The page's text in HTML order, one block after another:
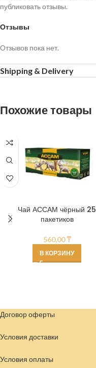
Отзывы
Отзывов пока нет.
публиковать отзывы.
Shipping & Delivery
Похожие товары
Чай АССАМ чёрный 25
пакетиков
560,00₸
В КОРЗИНУ
Договор оферты
Условия доставки
Условия оплаты